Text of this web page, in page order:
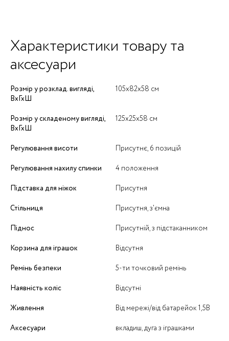
Характеристики товару та
аксесуари
Розмір у розклад. вигляді,
ВхГхШ
105х82х58 см
Розмір у складеному вигляді,
ВхГхШ
125x25x58 см
Регулювання висоти Присутнє, 6 позицій
Регулювання нахилу спинки 4 положення
Підставка для ніжок Присутня
Стільниця Присутня, з'ємна
Піднос Присутній, з підстаканником
Корзина для іграшок Відсутня
Ремінь безпеки 5-ти точковий ремінь
Наявність коліс Відсутні
Живлення Від мережі/від батарейок 1,5В
Аксесуари вкладиш, дуга з іграшками